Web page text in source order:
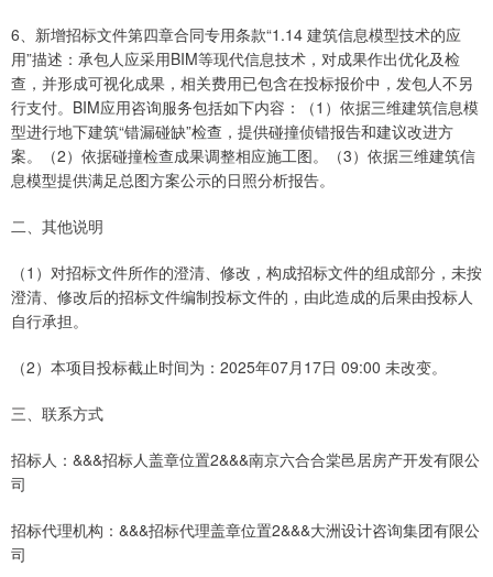
6、新增招标文件第四章合同专用条款“1.14 建筑信息模型技术的应
用”描述：承包人应采用BIM等现代信息技术，对成果作出优化及检
查，并形成可视化成果，相关费用已包含在投标报价中，发包人不另
行支付。BIM应用咨询服务包括如下内容：（1）依据三维建筑信息模
型进行地下建筑“错漏碰缺”检查，提供碰撞侦错报告和建议改进方
案。（2）依据碰撞检查成果调整相应施工图。（3）依据三维建筑信
息模型提供满足总图方案公示的日照分析报告。
二、其他说明
（1）对招标文件所作的澄清、修改，构成招标文件的组成部分，未按
澄清、修改后的招标文件编制投标文件的，由此造成的后果由投标人
自行承担。
（2）本项目投标截止时间为：2025年07月17日 09:00 未改变。
三、联系方式
招标人：&&&招标人盖章位置2&&&南京六合合棠邑居房产开发有限公
司
招标代理机构：&&&招标代理盖章位置2&&&大洲设计咨询集团有限公
司